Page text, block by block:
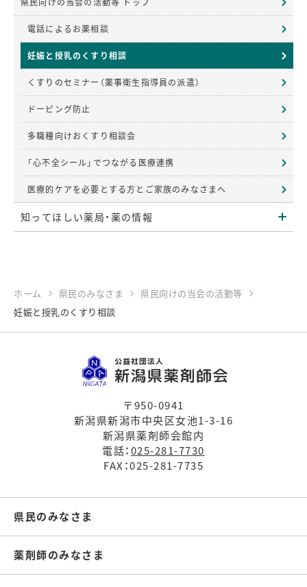
電話によるお薬相談
妊娠と授乳のくすり相談
くすりのセミナー（薬事衛生指導員の派遣）
ドーピング防止
多職種向けおくすり相談会
「心不全シール」でつながる医療連携
医療的ケアを必要とする方とご家族のみなさまへ
知ってほしい薬局・薬の情報
ホーム 県民のみなさま
県民向けの当会の活動等
妊娠と授乳のくすり相談
〒950-0941
新潟県新潟市中央区女池1-3-16
新潟県薬剤師会館内
電話：025-281-7730
FAX：025-281-7735
県民のみなさま
薬剤師のみなさま